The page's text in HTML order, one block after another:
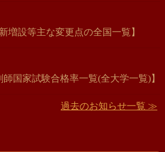
設等主な変更点の全国一覧】
国家試験合格率一覧(全大学一覧)】
過去のお知らせ一覧 ≫